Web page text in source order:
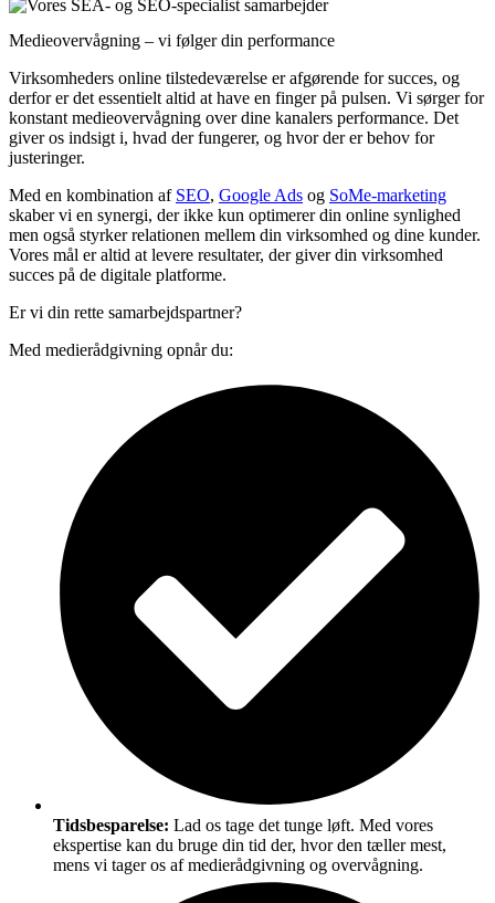
Medieovervågning – vi følger din performance
Virksomheders online tilstedeværelse er afgørende for succes, og
derfor er det essentielt altid at have en finger på pulsen. Vi sørger for
konstant medieovervågning over dine kanalers performance. Det
giver os indsigt i, hvad der fungerer, og hvor der er behov for
justeringer.
Med en kombination af SEO, Google Ads og SoMe-marketing
skaber vi en synergi, der ikke kun optimerer din online synlighed
men også styrker relationen mellem din virksomhed og dine kunder.
Vores mål er altid at levere resultater, der giver din virksomhed
succes på de digitale platforme.
Er vi din rette samarbejdspartner?
Med medierådgivning opnår du:
Tidsbesparelse: Lad os tage det tunge løft. Med vores
ekspertise kan du bruge din tid der, hvor den tæller mest,
mens vi tager os af medierådgivning og overvågning.